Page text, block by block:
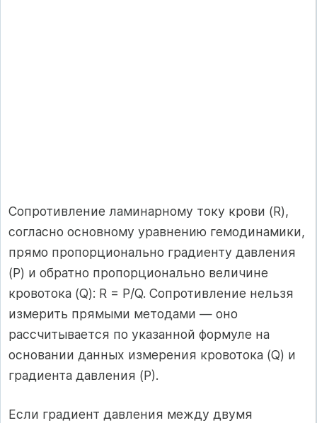
Сопротивление ламинарному току крови (R),
согласно основному уравнению гемодинамики,
прямо пропорционально градиенту давления
(P) и обратно пропорционально величине
кровотока (Q): R = P/Q. Сопротивление нельзя
измерить прямыми методами — оно
рассчитывается по указанной формуле на
основании данных измерения кровотока (Q) и
градиента давления (Р).
Если градиент давления между двумя